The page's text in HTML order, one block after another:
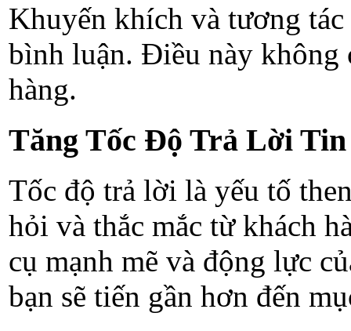
Khuyến khích và tương
bình luận. Điều này không
hàng.
Tăng Tốc Độ Trả Lời
Tốc độ trả lời là yếu tố
hỏi và thắc mắc từ khách
cụ mạnh mẽ và động lực
bạn sẽ tiến gần hơn đến